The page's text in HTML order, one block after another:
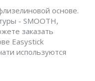
основе.
- SMOOTH,
заказать
Easystick
используются